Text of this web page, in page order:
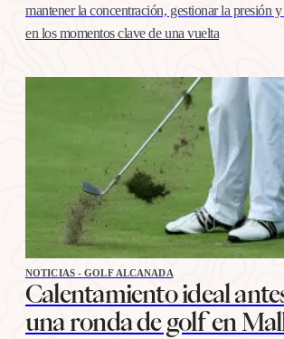
mantener la concentración, gestionar la presión
en los momentos clave de una vuelta
NOTICIAS - GOLF ALCANADA
Calentamiento ideal
una ronda de golf en